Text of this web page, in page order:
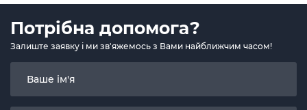
Потрібна допомога?
Залиште заявку і ми зв'яжемось з Вами найближчим часом!